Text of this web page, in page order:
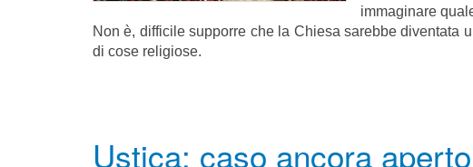
immaginare
Non è, difficile supporre che la Chiesa sarebbe diventata
di cose religiose.
Ustica: caso ancora aperto